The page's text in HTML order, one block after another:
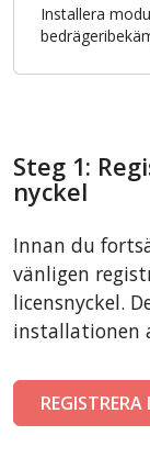
Installera
Steg 1:
nyckel
Innan du
vänligen
licensnyckel.
installationen